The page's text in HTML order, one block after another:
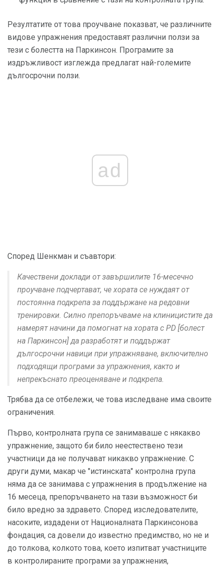
Резултатите от това проучване показват, че различните
видове упражнения предоставят различни ползи за
тези с болестта на Паркинсон. Програмите за
издръжливост изглежда предлагат най-големите
дългосрочни ползи.
ad
Според Шенкман и съавтори:
Качествени доклади от завършилите 16-месечно
проучване подчертават, че хората се нуждаят от
постоянна подкрепа за поддържане на редовни
тренировки. Силно препоръчваме на клиницистите да
намерят начини да помогнат на хората с PD [болест
на Паркинсон] да разработят и поддържат
дългосрочни навици при упражняване, включително
подходящи програми за упражнения, както и
непрекъснато преоценяване и подкрепа.
Трябва да се отбележи, че това изследване има своите
ограничения.
Първо, контролната група се занимаваше с някакво
упражнение, защото би било неестествено тези
участници да не получават никакво упражнение. С
други думи, макар че "истинската" контролна група
няма да се занимава с упражнения в продължение на
16 месеца, препоръчването на тази възможност би
било вредно за здравето. Според изследователите,
насоките, издадени от Националната Паркинсонова
фондация, са довели до известно предимство, но не и
до толкова, колкото това, което изпитват участниците
в контролираните програми за упражнения,